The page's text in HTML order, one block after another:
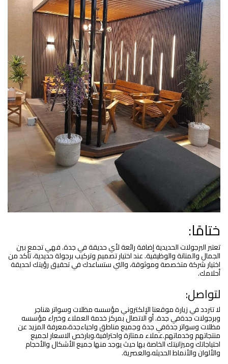
ختامًا:
تعتبر البرجولات الحديدية إضافة رائعة لأي حديقة في جدة. فهي تجمع بين
الجمال والمتانة والوظيفية. عند اختيار تصميم وتركيب برجولة حديدية، تأكد من
اختيار شركة متخصصة وموثوقة، والتي ستساعدك في تحقيق رؤيتك لحديقة
أحلامك.
لتواصل:
لا تتردد في زيارة موقعنا الإلكتروني مؤسسه مظلات وسواتر هناجر
وبرجولات جدةفي جدة. أو الاتصال بمركز خدمة العملاء وخبراء مؤسسه
مظلات وسواتر جدةفي جدة وجميع مناطق واحياءجدة،معرفة المزيد عن
منتجاتهم وخدماتهم.عملاء ممتازة واحترافية.وبارخص الاسعار لجميع
احتياجاتك وميزانيتك الخاصة بها حيث يوجد منها جميع الأشكال والأحجام
والألوان والأنماط الحديثه،والعصرية.